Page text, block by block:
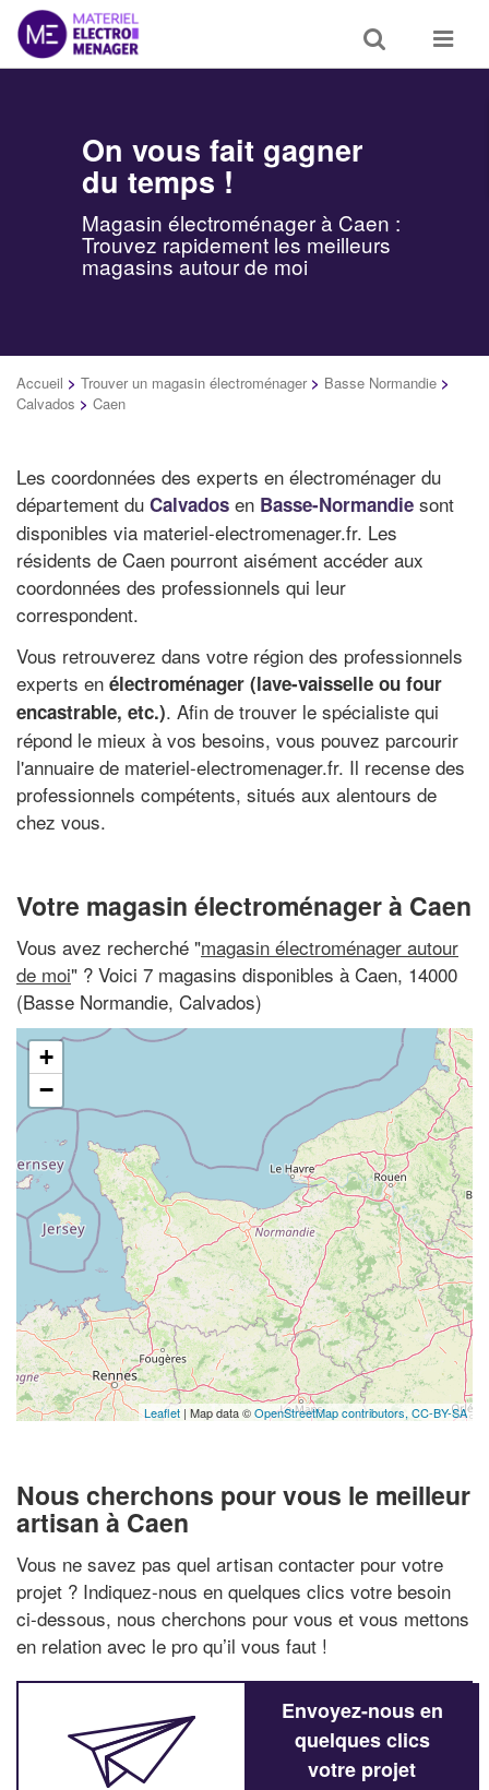
Toggle
search
Toggle
On vous fait gagner
du temps !
Magasin électroménager à Caen :
Trouvez rapidement les meilleurs
magasins autour de moi
Accueil > Trouver un magasin électroménager > Basse Normandie >
Calvados > Caen
Les coordonnées des experts en électroménager du
département du Calvados en Basse-Normandie sont
disponibles via materiel-electromenager.fr. Les
résidents de Caen pourront aisément accéder aux
coordonnées des professionnels qui leur
correspondent.
Vous retrouverez dans votre région des professionnels
experts en électroménager (lave-vaisselle ou four
encastrable, etc.). Afin de trouver le spécialiste qui
répond le mieux à vos besoins, vous pouvez parcourir
l'annuaire de materiel-electromenager.fr. Il recense des
professionnels compétents, situés aux alentours de
chez vous.
Votre magasin électroménager à Caen
Vous avez recherché "magasin électroménager autour
de moi" ? Voici 7 magasins disponibles à Caen, 14000
(Basse Normandie, Calvados)
+
−
Leaflet | Map data ©OpenStreetMap contributors, CC-BY-SA
Nous cherchons pour vous le meilleur
artisan à Caen
Vous ne savez pas quel artisan contacter pour votre
projet ? Indiquez-nous en quelques clics votre besoin
ci-dessous, nous cherchons pour vous et vous mettons
en relation avec le pro qu’il vous faut !
Envoyez-nous en
quelques clics
votre projet